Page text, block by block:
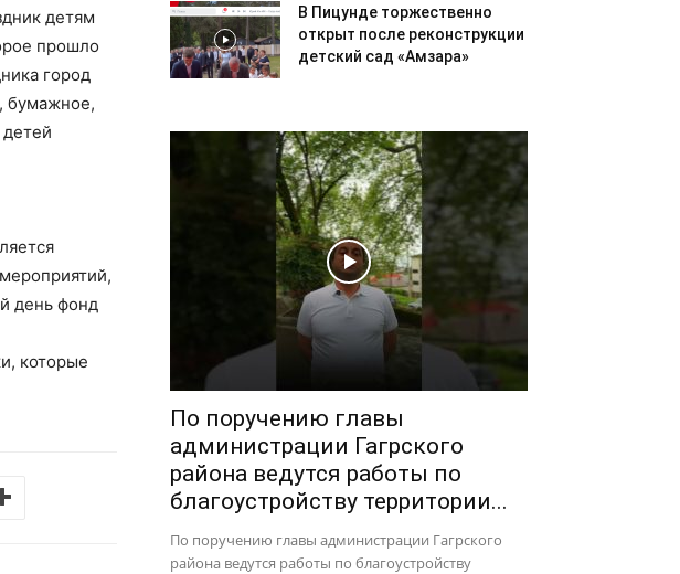
детям
прошло
город
бумажное,
день фонд
которые
В Пицунде торжественно
открыт после реконструкции
детский сад «Амзара»
По поручению главы
администрации Гагрского
района ведутся работы по
благоустройству территории...
По поручению главы администрации Гагрского
района ведутся работы по благоустройству